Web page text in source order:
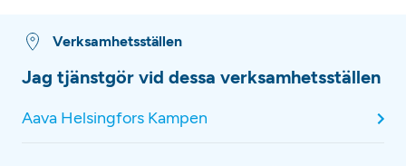
Verksamhetsställen
Jag tjänstgör vid dessa verksamhetsställen
Aava Helsingfors Kampen